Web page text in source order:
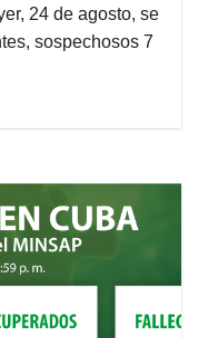
24 de agosto, se
sospechosos 7